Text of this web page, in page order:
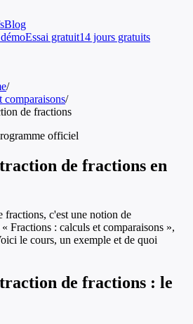
Blog
Essai gratuit14 jours gratuits
/
comparaisons/
de fractions
officiel
de fractions en
fractions, c'est une notion de
Fractions : calculs et comparaisons »,
le cours, un exemple et de quoi
de fractions : le